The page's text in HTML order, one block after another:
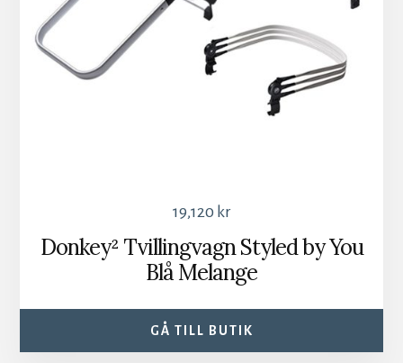
19,120 kr
Donkey² Tvillingvagn Styled by You
Blå Melange
GÅ TILL BUTIK